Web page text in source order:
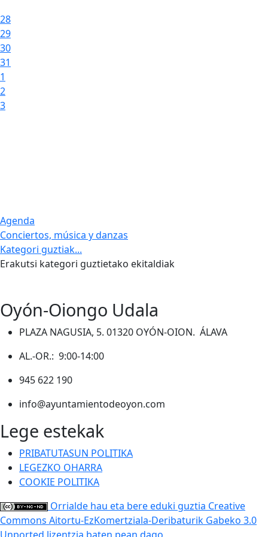
28
29
30
31
1
2
3
Agenda
Conciertos, música y danzas
Kategori guztiak...
Erakutsi kategori guztietako ekitaldiak
Oyón-Oiongo Udala
PLAZA NAGUSIA, 5. 01320 OYÓN-OION. ÁLAVA
AL.-OR.: 9:00-14:00
945 622 190
info@ayuntamientodeoyon.com
Lege estekak
PRIBATUTASUN POLITIKA
LEGEZKO OHARRA
COOKIE POLITIKA
Orrialde hau eta bere eduki guztia Creative
Commons Aitortu-EzKomertziala-Deribaturik Gabeko 3.0